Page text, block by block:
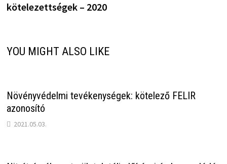
kötelezettségek – 2020
YOU MIGHT ALSO LIKE
Növényvédelmi tevékenységek: kötelező FELIR
azonosító
2021.05.03.